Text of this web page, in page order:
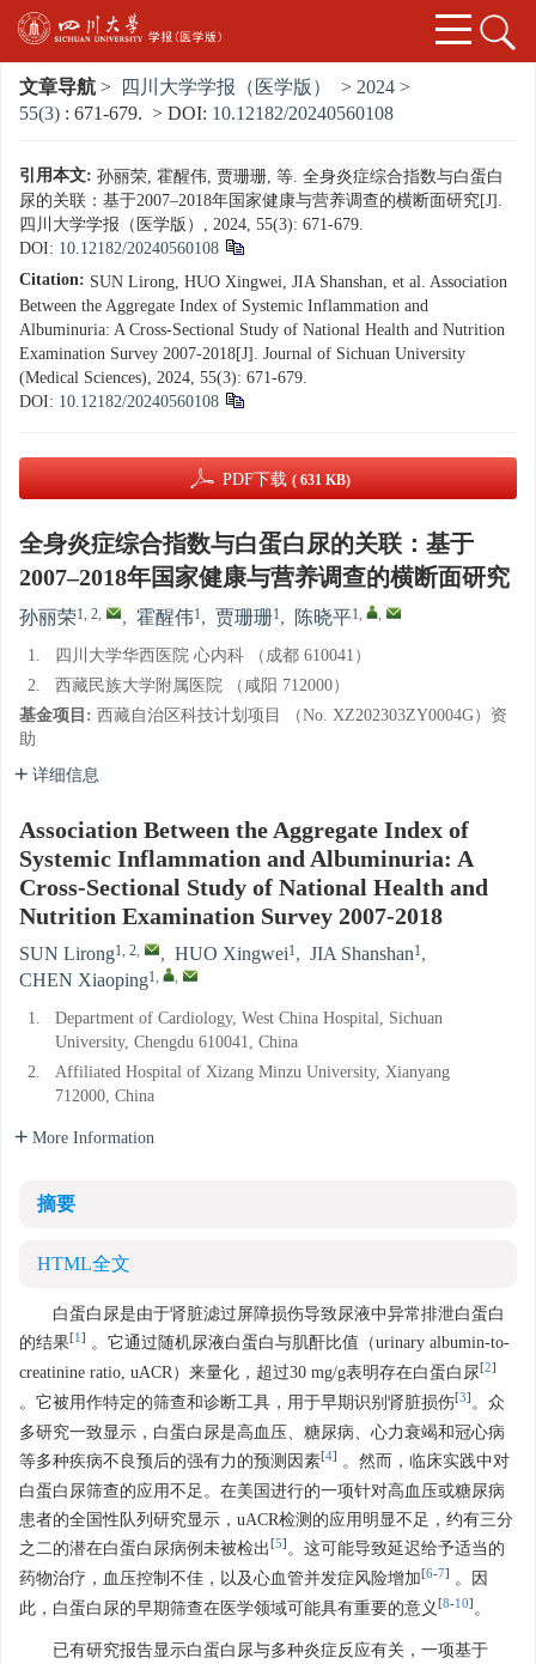
文章导航 > 四川大学学报（医学版） > 2024 >
55(3) : 671-679. > DOI: 10.12182/20240560108
引用本文: 孙丽荣, 霍醒伟, 贾珊珊, 等. 全身炎症综合指数与白蛋白
尿的关联：基于2007–2018年国家健康与营养调查的横断面研究[J].
四川大学学报（医学版）, 2024, 55(3): 671-679.
DOI: 10.12182/20240560108
Citation: SUN Lirong, HUO Xingwei, JIA Shanshan, et al. Association
Between the Aggregate Index of Systemic Inflammation and
Albuminuria: A Cross-Sectional Study of National Health and Nutrition
Examination Survey 2007-2018[J]. Journal of Sichuan University
(Medical Sciences), 2024, 55(3): 671-679.
DOI: 10.12182/20240560108
PDF下载 ( 631 KB)
全身炎症综合指数与白蛋白尿的关联：基于
2007–2018年国家健康与营养调查的横断面研究
孙丽荣1, 2, , 霍醒伟1, 贾珊珊1, 陈晓平1, ,
1.
四川大学华西医院 心内科 （成都 610041）
2.
西藏民族大学附属医院 （咸阳 712000）
基金项目: 西藏自治区科技计划项目 （No. XZ202303ZY0004G）资
助
详细信息
Association Between the Aggregate Index of
Systemic Inflammation and Albuminuria: A
Cross-Sectional Study of National Health and
Nutrition Examination Survey 2007-2018
SUN Lirong1, 2, , HUO Xingwei1, JIA Shanshan1,
CHEN Xiaoping1, ,
1.
Department of Cardiology, West China Hospital, Sichuan
University, Chengdu 610041, China
2.
Affiliated Hospital of Xizang Minzu University, Xianyang
712000, China
More Information
摘要
HTML全文
白蛋白尿是由于肾脏滤过屏障损伤导致尿液中异常排泄白蛋白
的结果[1] 。它通过随机尿液白蛋白与肌酐比值（urinary albumin-to-
creatinine ratio, uACR）来量化，超过30 mg/g表明存在白蛋白尿[2]
。它被用作特定的筛查和诊断工具，用于早期识别肾脏损伤[3] 。众
多研究一致显示，白蛋白尿是高血压、糖尿病、心力衰竭和冠心病
等多种疾病不良预后的强有力的预测因素[4] 。然而，临床实践中对
白蛋白尿筛查的应用不足。在美国进行的一项针对高血压或糖尿病
患者的全国性队列研究显示，uACR检测的应用明显不足，约有三分
之二的潜在白蛋白尿病例未被检出 [5] 。这可能导致延迟给予适当的
药物治疗，血压控制不佳，以及心血管并发症风险增加[6-7] 。因
此，白蛋白尿的早期筛查在医学领域可能具有重要的意义 [8-10] 。
已有研究报告显示白蛋白尿与多种炎症反应有关，一项基于